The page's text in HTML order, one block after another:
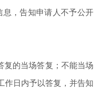
息，告知申请人不予公开
复的当场答复；不能当场
作日内予以答复，并告知